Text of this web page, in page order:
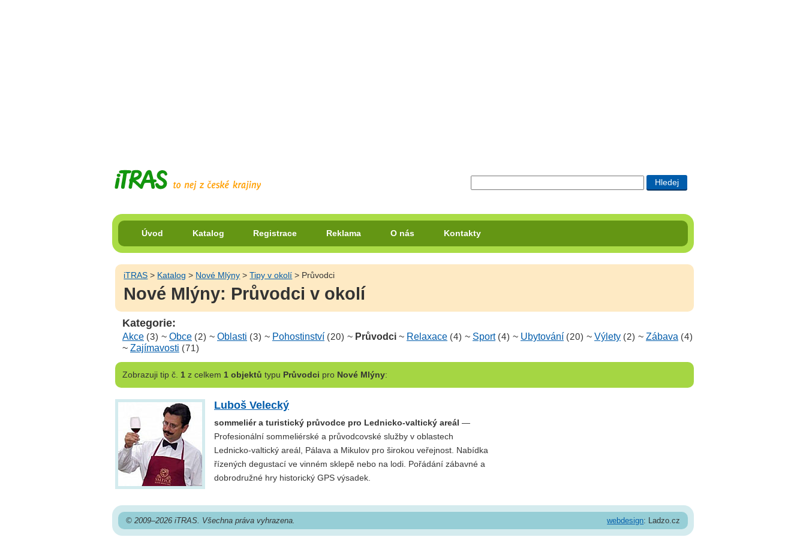
Úvod Katalog Registrace Reklama O nás Kontakty
iTRAS > Katalog > Nové Mlýny >Tipy v okolí > Průvodci
Nové Mlýny: Průvodci v okolí
Kategorie:
Akce (3) ~ Obce (2) ~ Oblasti (3) ~ Pohostinství (20) ~ Průvodci ~ Relaxace (4) ~ Sport (4) ~ Ubytování (20) ~ Výlety (2) ~ Zábava (4)
~ Zajímavosti (71)
Zobrazujitip č. 1z celkem 1 objektů typu Průvodci pro Nové Mlýny:
Luboš Velecký
sommeliér a turistický průvodce pro Lednicko-valtický areál —
Profesionální sommeliérské a průvodcovské služby v oblastech
Lednicko-valtický areál, Pálava a Mikulov pro širokou veřejnost. Nabídka
řízených degustací ve vinném sklepě nebo na lodi. Pořádání zábavné a
dobrodružné hry historický GPS výsadek.
© 2009–2026 iTRAS. Všechna práva vyhrazena. webdesign: Ladzo.cz